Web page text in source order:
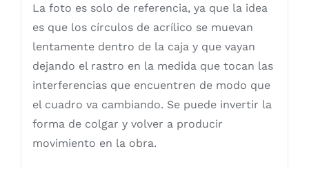
La foto es solo de referencia, ya que la idea
es que los círculos de acrílico se muevan
lentamente dentro de la caja y que vayan
dejando el rastro en la medida que tocan las
interferencias que encuentren de modo que
el cuadro va cambiando. Se puede invertir la
forma de colgar y volver a producir
movimiento en la obra.